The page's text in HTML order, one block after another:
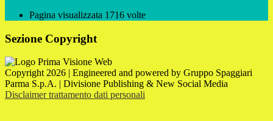
Pagina visualizzata 1716 volte
Sezione Copyright
Copyright 2026 | Engineered and powered by Gruppo Spaggiari
Parma S.p.A. | Divisione Publishing & New Social Media
Disclaimer trattamento dati personali